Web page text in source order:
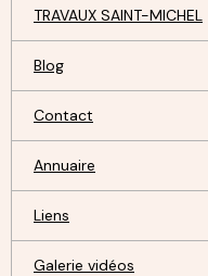
TRAVAUX SAINT-MICHEL
Blog
Contact
Annuaire
Liens
Galerie vidéos